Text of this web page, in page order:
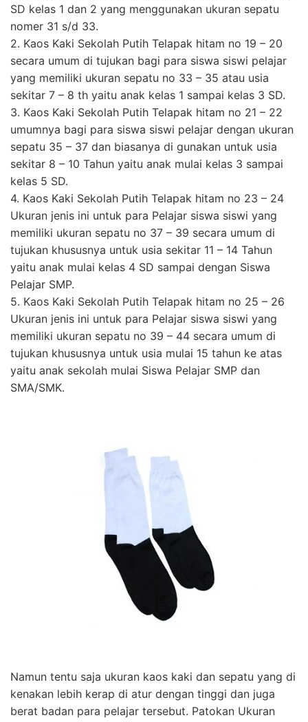
SD kelas 1 dan 2 yang menggunakan ukuran sepatu
nomer 31 s/d 33.
2. Kaos Kaki Sekolah Putih Telapak hitam no 19 – 20
secara umum di tujukan bagi para siswa siswi pelajar
yang memiliki ukuran sepatu no 33 – 35 atau usia
sekitar 7 – 8 th yaitu anak kelas 1 sampai kelas 3 SD.
3. Kaos Kaki Sekolah Putih Telapak hitam no 21 – 22
umumnya bagi para siswa siswi pelajar dengan ukuran
sepatu 35 – 37 dan biasanya di gunakan untuk usia
sekitar 8 – 10 Tahun yaitu anak mulai kelas 3 sampai
kelas 5 SD.
4. Kaos Kaki Sekolah Putih Telapak hitam no 23 – 24
Ukuran jenis ini untuk para Pelajar siswa siswi yang
memiliki ukuran sepatu no 37 – 39 secara umum di
tujukan khususnya untuk usia sekitar 11 – 14 Tahun
yaitu anak mulai kelas 4 SD sampai dengan Siswa
Pelajar SMP.
5. Kaos Kaki Sekolah Putih Telapak hitam no 25 – 26
Ukuran jenis ini untuk para Pelajar siswa siswi yang
memiliki ukuran sepatu no 39 – 44 secara umum di
tujukan khususnya untuk usia mulai 15 tahun ke atas
yaitu anak sekolah mulai Siswa Pelajar SMP dan
SMA/SMK.
Namun tentu saja ukuran kaos kaki dan sepatu yang di
kenakan lebih kerap di atur dengan tinggi dan juga
berat badan para pelajar tersebut. Patokan Ukuran